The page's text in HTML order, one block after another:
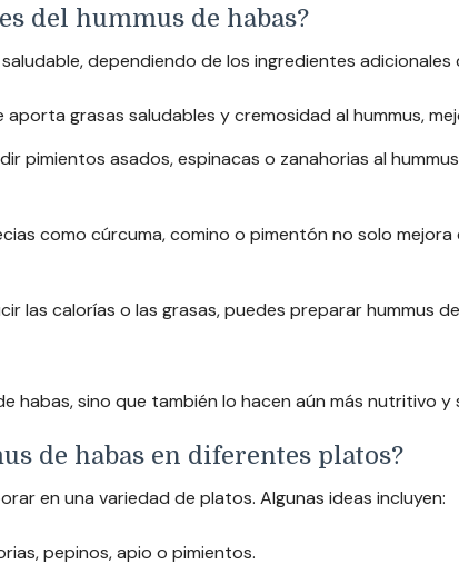
del hummus de habas?
dependiendo de los ingredientes adicionales
aporta grasas saludables y cremosidad al hummus,
pimientos asados, espinacas o zanahorias al
como cúrcuma, comino o pimentón no solo
las calorías o las grasas, puedes preparar hummus
habas, sino que también lo hacen aún más nutritivo y
de habas en diferentes platos?
en una variedad de platos. Algunas ideas incluyen:
pepinos, apio o pimientos.